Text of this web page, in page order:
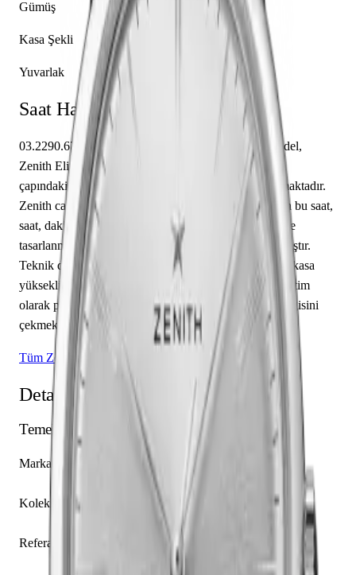
Gümüş
Kasa Şekli
Yuvarlak
Saat Hakkında
03.2290.679/01.C493 referansıyla tanımlanan bu model,
Zenith Elite koleksiyonunun bir parçasıdır. 39.00 mm
çapındaki paslanmaz çelik kasası safir cam ile korunmaktadır.
Zenith caliber Elite 679 mekanizma ile donatılmış olan bu saat,
saat, dakika özelliklerine sahiptir. Kadran gümüş renkte
tasarlanmış olup çubuk / nokta indekslerle tamamlanmıştır.
Teknik detaylarında 50.00 m su geçirmezlik, 9.45 mm kasa
yüksekliği, açık arka kapak öne çıkmaktadır. Sınırlı üretim
olarak piyasaya sunulan bu model, koleksiyonerlerin ilgisini
çekmektedir.
Tüm Zenith Modelleri
Detaylı Teknik Özellikler
Temel Bilgiler
Marka
Koleksiyon
Referans